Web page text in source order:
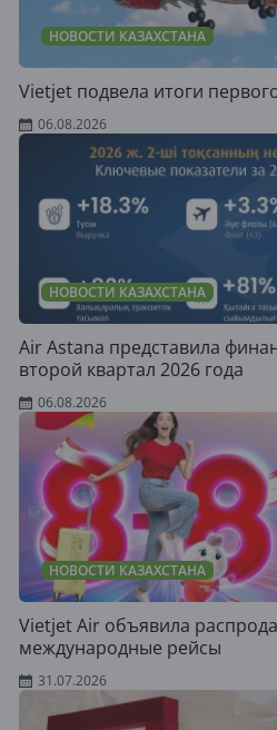
НОВОСТИ КАЗАХСТАНА
Vietjet подвела итоги
06.08.2026
НОВОСТИ КАЗАХСТАНА
Air Astana представила
второй квартал 2026 года
06.08.2026
НОВОСТИ КАЗАХСТАНА
Vietjet Air объявила
международные рейсы
31.07.2026